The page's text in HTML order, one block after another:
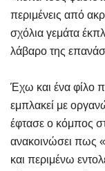
περιμένεις από
σχόλια γεμάτα
λάβαρο της
Έχω και ένα φίλο
εμπλακεί με
έφτασε ο κόμπος
ανακοινώσει πως
και περιμένω